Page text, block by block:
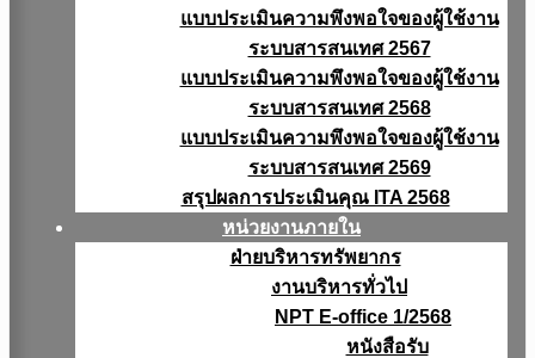
แบบประเมินความพึงพอใจของผู้ใช้งาน
ระบบสารสนเทศ 2567
แบบประเมินความพึงพอใจของผู้ใช้งาน
ระบบสารสนเทศ 2568
แบบประเมินความพึงพอใจของผู้ใช้งาน
ระบบสารสนเทศ 2569
สรุปผลการประเมินคุณ ITA 2568
หน่วยงานภายใน
ฝ่ายบริหารทรัพยากร
งานบริหารทั่วไป
NPT E-office 1/2568
หนังสือรับ